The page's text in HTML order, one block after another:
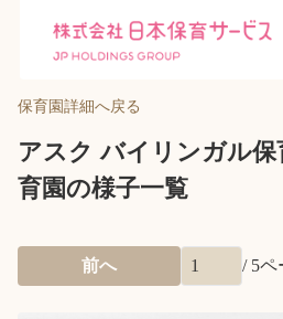
施設を探す
保育園詳細へ戻る
アスク バイリンガル保
育園の様子一覧
前へ / 5ペ